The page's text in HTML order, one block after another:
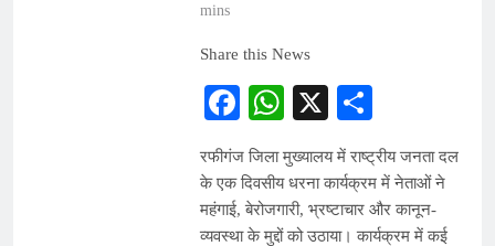
mins
Share this News
Facebook
WhatsApp
X
रफीगंज जिला मुख्यालय में राष्ट्रीय जनता दल
के एक दिवसीय धरना कार्यक्रम में नेताओं ने
महंगाई, बेरोजगारी, भ्रष्टाचार और कानून-
व्यवस्था के मुद्दों को उठाया। कार्यक्रम में कई